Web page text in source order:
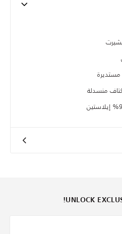
مستديرة
منسدلة
UNLOCK